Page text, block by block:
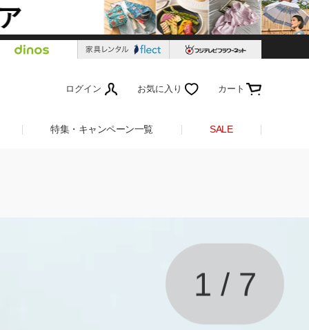
ログイン お気に入り カート
特集・キャンペーン一覧 SALE
1 / 7